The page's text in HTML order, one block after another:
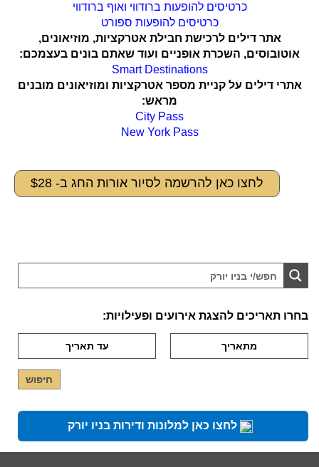
כרטיסים להופעות ברודווי ואוף ברודווי
כרטיסים להופעות ספורט
אתר דילים לרכישת חבילת אטרקציות, מוזיאונים,
אוטובוסים, השכרת אופניים ועוד שאתם בונים בעצמכם:
Smart Destinations
אתרי דילים על קניית מספר אטרקציות ומוזיאונים מובנים
מראש:
City Pass
New York Pass
לחצו כאן להרשמה לסיור אורות החג ב- $28
בחרו תאריכים להצגת אירועים ופעילויות:
לחצו כאן למלונות ודירות בניו יורק